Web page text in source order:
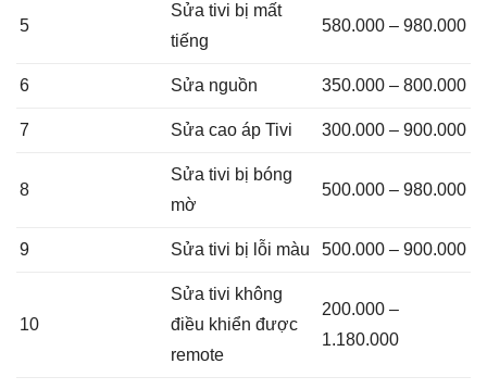
5
Sửa tivi bị mất
tiếng
580.000 – 980.000
6 Sửa nguồn 350.000 – 800.000
7 Sửa cao áp Tivi 300.000 – 900.000
8
Sửa tivi bị bóng
mờ
500.000 – 980.000
9 Sửa tivi bị lỗi màu 500.000 – 900.000
10
Sửa tivi không
điều khiển được
remote
200.000 –
1.180.000